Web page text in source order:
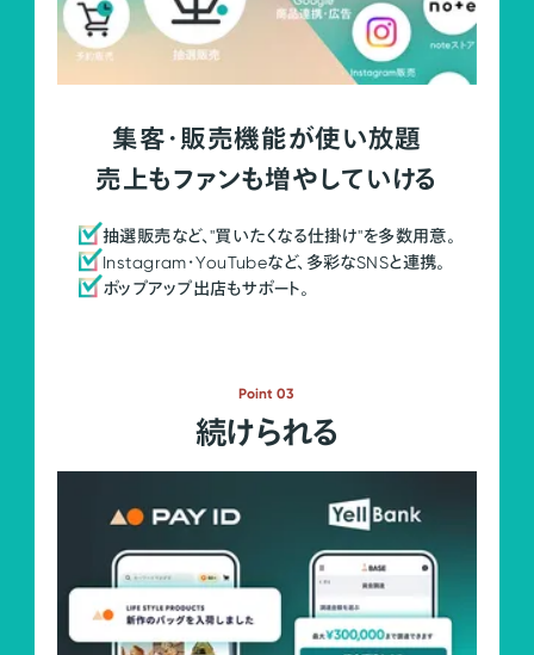
集客・販売機能が使い放題
売上もファンも増やしていける
抽選販売など、"買いたくなる仕掛け"を多数用意。
Instagram・YouTubeなど、多彩なSNSと連携。
ポップアップ出店もサポート。
Point 03
続けられる